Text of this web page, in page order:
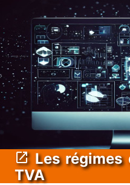
Les régimes
TVA